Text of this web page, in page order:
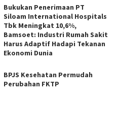
Bukukan Penerimaan PT
Siloam International Hospitals
Tbk Meningkat 10,6%,
Bamsoet: Industri Rumah Sakit
Harus Adaptif Hadapi Tekanan
Ekonomi Dunia
BPJS Kesehatan Permudah
Perubahan FKTP